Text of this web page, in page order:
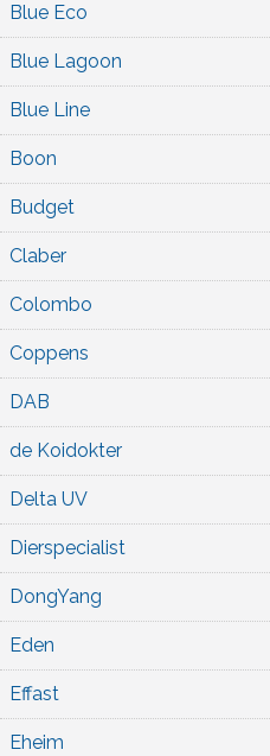
Blue Eco
Blue Lagoon
Blue Line
Boon
Budget
Claber
Colombo
Coppens
DAB
de Koidokter
Delta UV
Dierspecialist
DongYang
Eden
Effast
Eheim